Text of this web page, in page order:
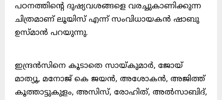
പഠനത്തിന്റെ ദുഷ്യവശങ്ങളെ വരച്ചുകാണിക്കുന്ന
ചിത്രമാണ് ലൂയിസ് എന്ന് സംവിധായകൻ ഷാബു
ഉസ്മാൻ പറയുന്നു.
ഇന്ദ്രൻസിനെ കൂടാതെ സായ്‌കുമാർ, ജോയ്
മാത്യൂ, മനോജ് കെ ജയൻ, അശോകൻ, അജിത്ത്
കൂത്താട്ടുകുളം, അസിസ്, രോഹിത്, അൽസാബിദ്,